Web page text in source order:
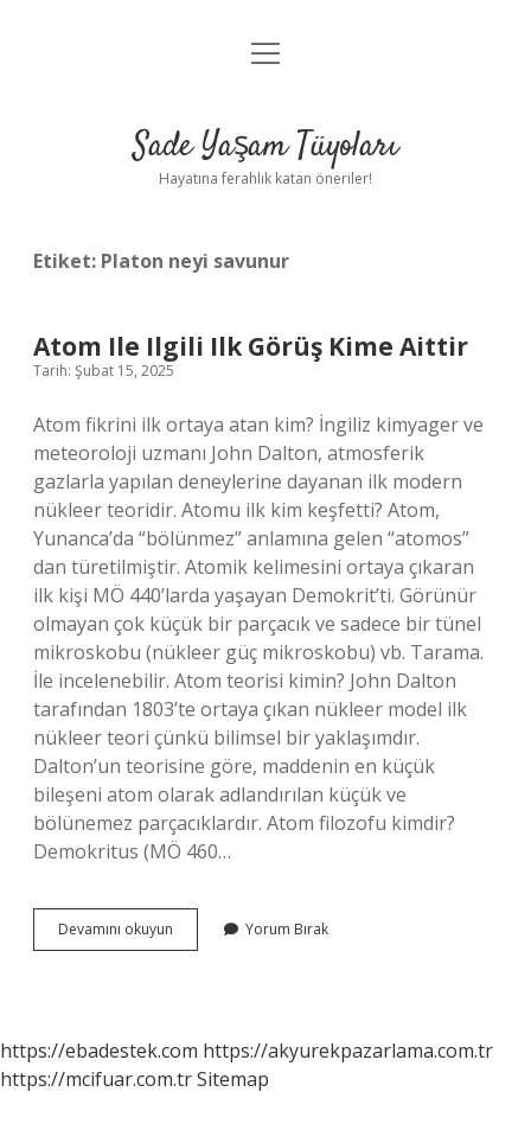
Anasayfa
Yasal Uyarı
menüyü
Sade Yaşam Tüyoları
Hayatına ferahlık katan öneriler!
Etiket: Platon neyi savunur
Atom Ile Ilgili Ilk Görüş Kime Aittir
Tarih: Şubat 15, 2025
Atom fikrini ilk ortaya atan kim? İngiliz kimyager ve
meteoroloji uzmanı John Dalton, atmosferik
gazlarla yapılan deneylerine dayanan ilk modern
nükleer teoridir. Atomu ilk kim keşfetti? Atom,
Yunanca’da “bölünmez” anlamına gelen “atomos”
dan türetilmiştir. Atomik kelimesini ortaya çıkaran
ilk kişi MÖ 440’larda yaşayan Demokrit’ti. Görünür
olmayan çok küçük bir parçacık ve sadece bir tünel
mikroskobu (nükleer güç mikroskobu) vb. Tarama.
İle incelenebilir. Atom teorisi kimin? John Dalton
tarafından 1803’te ortaya çıkan nükleer model ilk
nükleer teori çünkü bilimsel bir yaklaşımdır.
Dalton’un teorisine göre, maddenin en küçük
bileşeni atom olarak adlandırılan küçük ve
bölünemez parçacıklardır. Atom filozofu kimdir?
Demokritus (MÖ 460…
Devamını okuyun
Ile
Aittir
Yorum Bırak
https://ebadestek.com https://akyurekpazarlama.com.tr
https://mcifuar.com.trSitemap